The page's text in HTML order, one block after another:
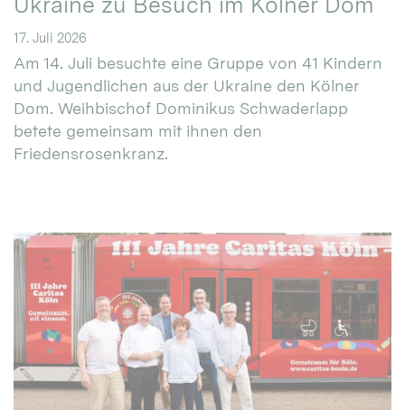
17. Juli 2026
Am 14. Juli besuchte eine Gruppe von 41 Kindern
und Jugendlichen aus der Ukraine den Kölner
Dom. Weihbischof Dominikus Schwaderlapp
betete gemeinsam mit ihnen den
Friedensrosenkranz.